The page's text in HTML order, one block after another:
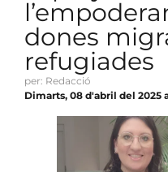
dones
refugiades
per: Redacció
Dimarts, 08 d'abril del 2025